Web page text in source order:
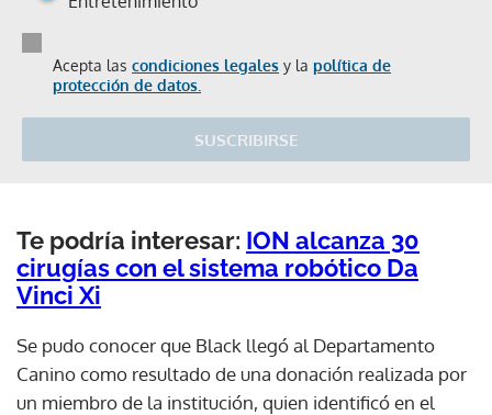
Acepta las condiciones legales y la política de
protección de datos.
SUSCRIBIRSE
Te podría interesar: ION alcanza 30
cirugías con el sistema robótico Da
Vinci Xi
Se pudo conocer que Black llegó al Departamento
Canino como resultado de una donación realizada por
un miembro de la institución, quien identificó en el